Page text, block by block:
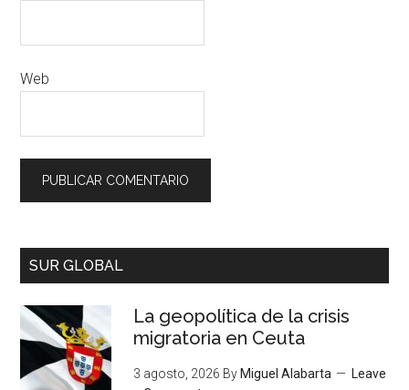
Web
SUR GLOBAL
La geopolítica de la crisis
migratoria en Ceuta
3 agosto, 2026 By Miguel Alabarta
Leave